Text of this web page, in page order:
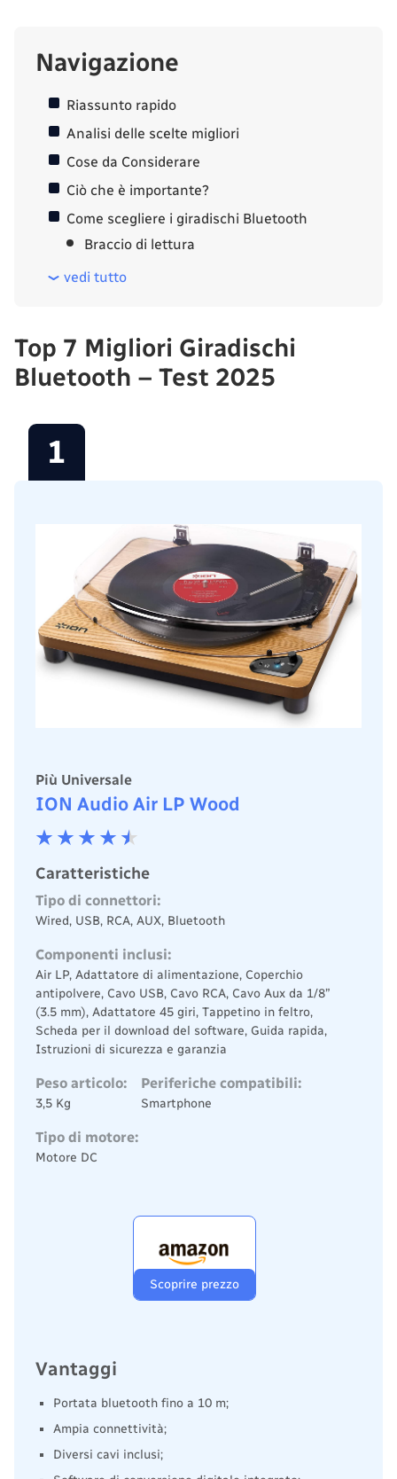
Navigazione
Riassunto rapido
Analisi delle scelte migliori
Cose da Considerare
Ciò che è importante?
Come scegliere i giradischi Bluetooth
Braccio di lettura
vedi tutto
Top 7 Migliori Giradischi
Bluetooth – Test 2025
1
Più Universale
ION Audio Air LP Wood
Caratteristiche
Tipo di connettori:
Wired, USB, RCA, AUX, Bluetooth
Componenti inclusi:
Air LP, Adattatore di alimentazione, Coperchio
antipolvere, Cavo USB, Cavo RCA, Cavo Aux da 1/8”
(3.5 mm), Adattatore 45 giri, Tappetino in feltro,
Scheda per il download del software, Guida rapida,
Istruzioni di sicurezza e garanzia
Peso articolo:
3,5 Kg
Periferiche compatibili:
Smartphone
Tipo di motore:
Motore DC
Scoprire prezzo
Vantaggi
Portata bluetooth fino a 10 m;
Ampia connettività;
Diversi cavi inclusi;